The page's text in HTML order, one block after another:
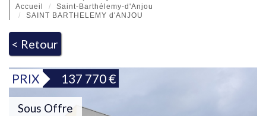
Accueil
Saint-Barthélemy-d'Anjou
SAINT BARTHELEMY d'ANJOU
< Retour
PRIX 137 770€
Sous Offre